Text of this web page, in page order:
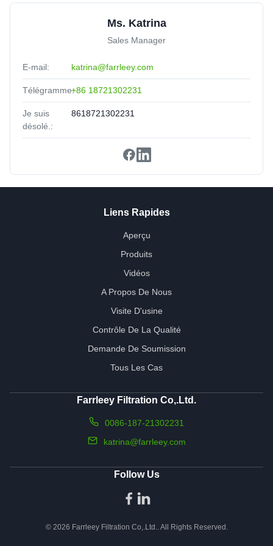
Ms. Katrina
Sales Manager
E-mail: katrina@farrleey.com
Télégramme:+86 18721302231
Je suis
désolé.:
8618721302231
Liens Rapides
Aperçu
Produits
Vidéos
A Propos De Nous
Visite D'usine
Contrôle De La Qualité
Demande De Soumission
Tous Les Cas
Farrleey Filtration Co,.Ltd.
0086-187-21302231
katrina@farrleey.com
Follow Us
© 2026 Farrleey Filtration Co,.Ltd.. All Rights Reserved.